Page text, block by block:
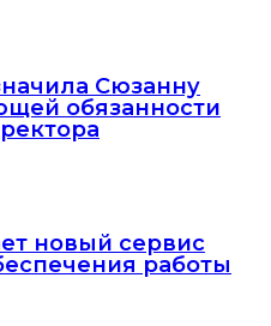
Сюзанну
обязанности
новый сервис
работы